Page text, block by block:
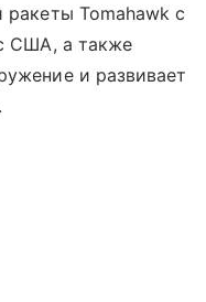
ракеты Tomahawk с
США, а также
и развивает